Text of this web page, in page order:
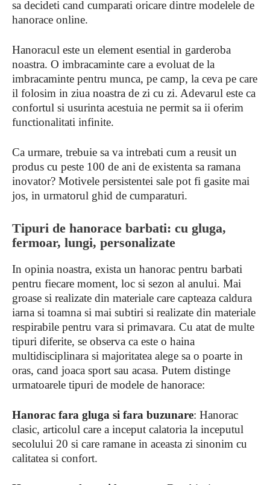
sa decideti cand cumparati oricare dintre modelele de
hanorace online.
Hanoracul este un element esential in garderoba
noastra. O imbracaminte care a evoluat de la
imbracaminte pentru munca, pe camp, la ceva pe care
il folosim in ziua noastra de zi cu zi. Adevarul este ca
confortul si usurinta acestuia ne permit sa ii oferim
functionalitati infinite.
Ca urmare, trebuie sa va intrebati cum a reusit un
produs cu peste 100 de ani de existenta sa ramana
inovator? Motivele persistentei sale pot fi gasite mai
jos, in urmatorul ghid de cumparaturi.
Tipuri de hanorace barbati: cu gluga,
fermoar, lungi, personalizate
In opinia noastra, exista un hanorac pentru barbati
pentru fiecare moment, loc si sezon al anului. Mai
groase si realizate din materiale care capteaza caldura
iarna si toamna si mai subtiri si realizate din materiale
respirabile pentru vara si primavara. Cu atat de multe
tipuri diferite, se observa ca este o haina
multidisciplinara si majoritatea alege sa o poarte in
oras, cand joaca sport sau acasa. Putem distinge
urmatoarele tipuri de modele de hanorace:
Hanorac fara gluga si fara buzunare: Hanorac
clasic, articolul care a inceput calatoria la inceputul
secolului 20 si care ramane in aceasta zi sinonim cu
calitatea si confort.